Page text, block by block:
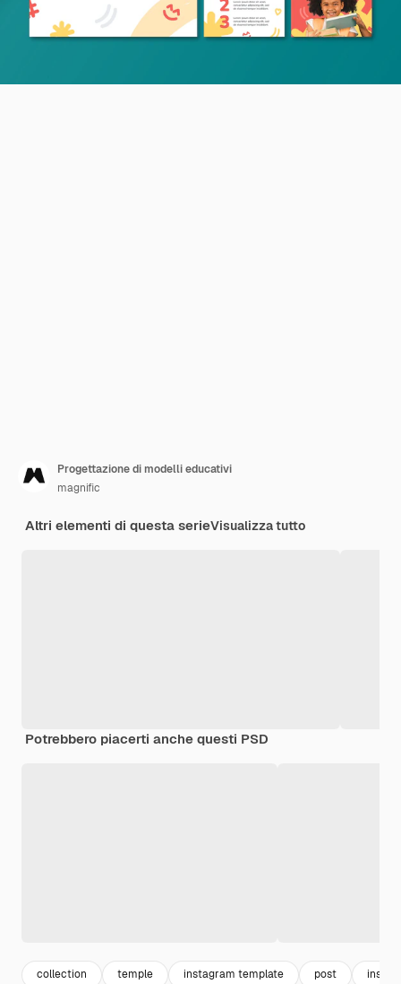
Progettazione di modelli educativi
magnific
Altri elementi di questa serieVisualizza tutto
Potrebbero piacerti anche questi PSD
collection temple instagram template post